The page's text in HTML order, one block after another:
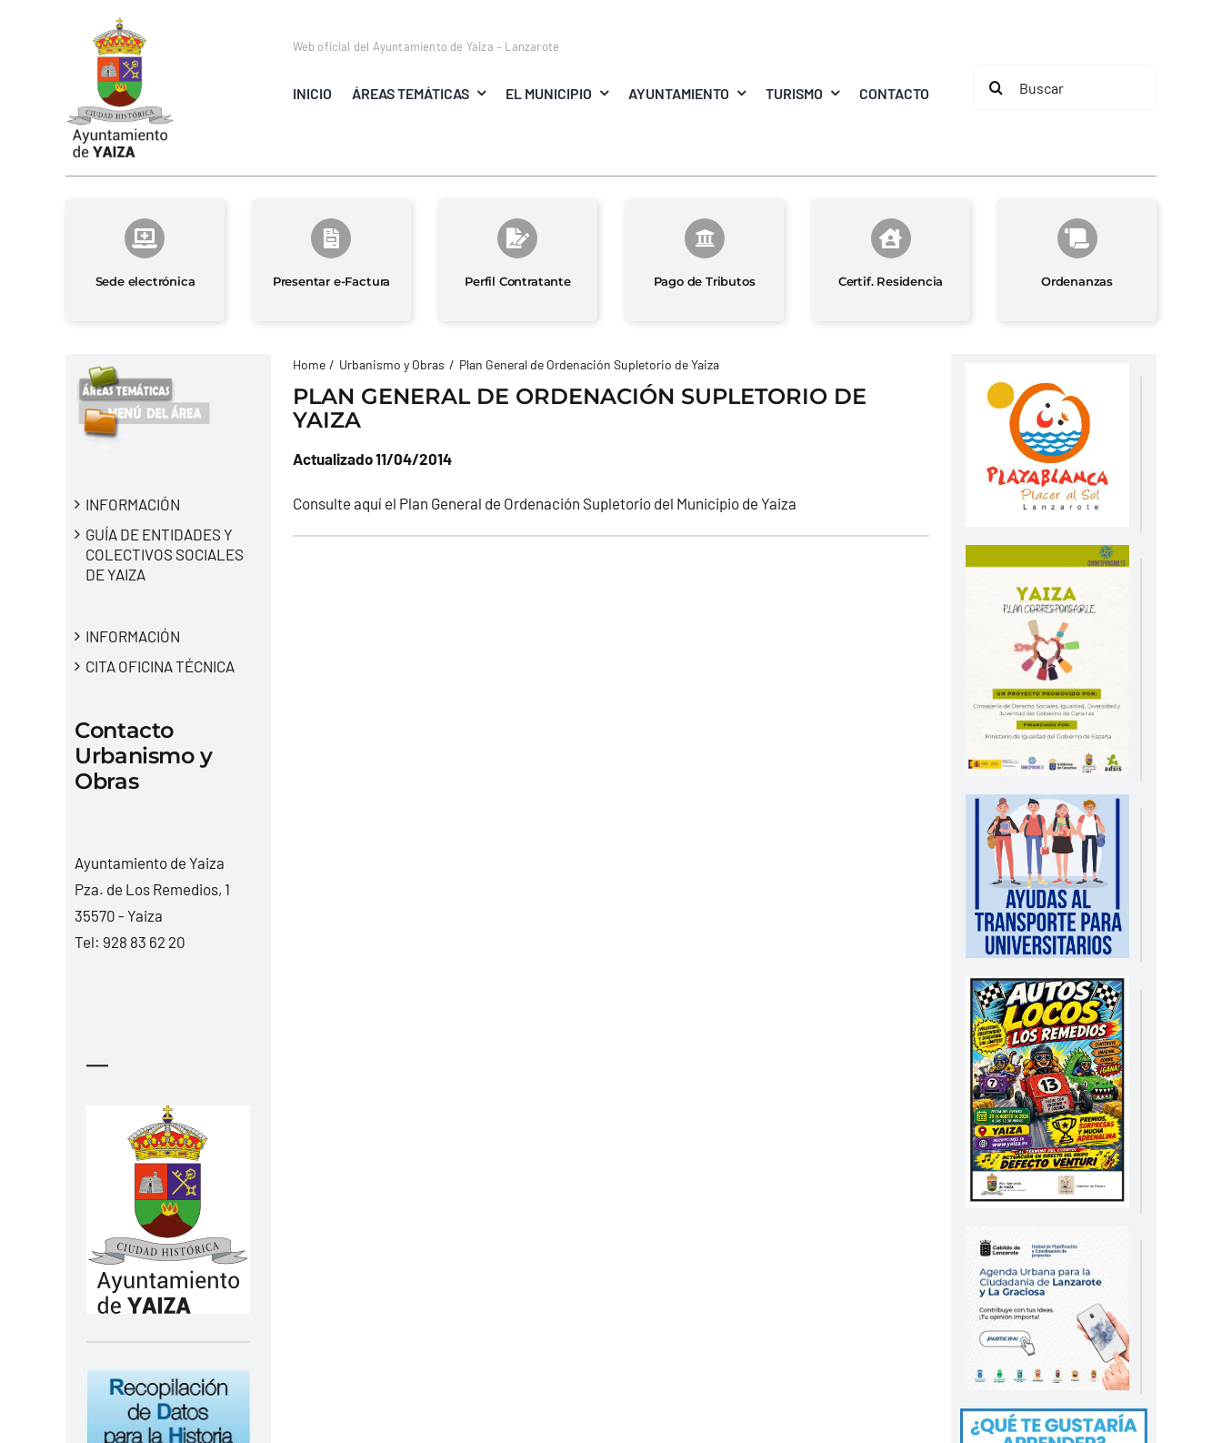
Web oficial del Ayuntamiento de Yaiza – Lanzarote
INICIO ÁREAS TEMÁTICAS EL MUNICIPIO AYUNTAMIENTO TURISMO CONTACTO
Buscar:
Sede electrónica Presentar e-Factura Perfil Contratante Pago de Tributos Certif. Residencia Ordenanzas
INFORMACIÓN
GUÍA DE ENTIDADES Y
COLECTIVOS SOCIALES
DE YAIZA
INFORMACIÓN
CITA OFICINA TÉCNICA
Contacto
Urbanismo y
Obras
Ayuntamiento de Yaiza
Pza. de Los Remedios, 1
35570 - Yaiza
Tel: 928 83 62 20
—
Home Urbanismo y Obras Plan General de Ordenación Supletorio de Yaiza
PLAN GENERAL DE ORDENACIÓN SUPLETORIO DE
YAIZA
Actualizado 11/04/2014
Consulte aquí el Plan General de Ordenación Supletorio del Municipio de Yaiza